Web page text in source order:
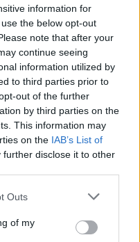
information for
the below opt-out
note that after your
continue seeing
information utilized by
to third parties prior to
out of the further
by third parties on the
This information may
on the IAB’s List of
further disclose it to other
one or more Google
You may click to
its third-party tags to
Outs
of my
til VM
fra 10-kilometeren på
beste i verdenscupen
Bergeld / BILDBYRÅN
med langrenn.
og når Tønseth er